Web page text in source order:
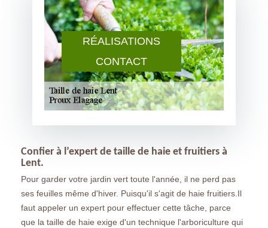
RÉALISATIONS
CONTACT
Confier à l’expert de taille de haie et fruitiers à
Lent.
Pour garder votre jardin vert toute l'année, il ne perd pas
ses feuilles même d'hiver. Puisqu'il s'agit de haie fruitiers.Il
faut appeler un expert pour effectuer cette tâche, parce
que la taille de haie exige d'un technique l'arboriculture qui